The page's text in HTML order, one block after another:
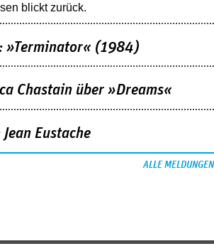
blickt zurück.
»Terminator« (1984)
Chastain über »Dreams«
Eustache
ALLE MELDUNGEN